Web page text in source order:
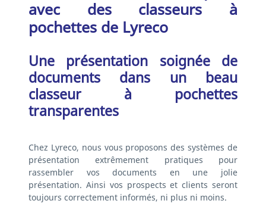
avec des classeurs à
pochettes de Lyreco
Une présentation soignée de
documents dans un beau
classeur à pochettes
transparentes
Chez Lyreco, nous vous proposons des systèmes de
présentation extrêmement pratiques pour
rassembler vos documents en une jolie
présentation. Ainsi vos prospects et clients seront
toujours correctement informés, ni plus ni moins.